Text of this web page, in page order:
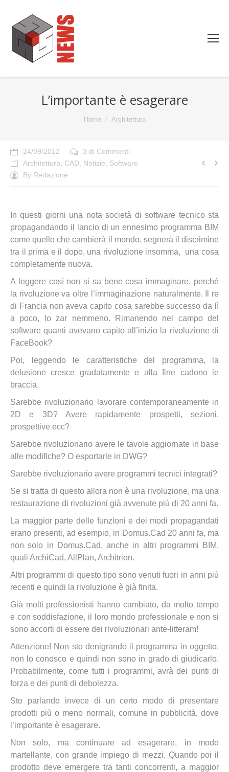
L’importante è esagerare
Home Architettura
24/09/2012
3 di Commenti
Architettura
CAD Notizie
Software
By Redazione
In questi giorni una nota società di software tecnico sta
propagandando il lancio di un ennesimo programma BIM
come quello che cambierà il mondo, segnerà il discrimine
tra il prima e il dopo, una rivoluzione insomma, una cosa
completamente nuova.
A leggere così non si sa bene cosa immaginare, perché
la rivoluzione va oltre l’immaginazione naturalmente. Il re
di Francia non aveva capito cosa sarebbe successo da lì
a poco, lo zar nemmeno. Rimanendo nel campo del
software quanti avevano capito all’inizio la rivoluzione di
FaceBook?
Poi, leggendo le caratteristiche del programma, la
delusione cresce gradatamente e alla fine cadono le
braccia.
Sarebbe rivoluzionario lavorare contemporaneamente in
2D e 3D? Avere rapidamente prospetti, sezioni,
prospettive ecc?
Sarebbe rivoluzionario avere le tavole aggiornate in base
alle modifiche? O esportarle in DWG?
Sarebbe rivoluzionario avere programmi tecnici integrati?
Se si tratta di questo allora non è una rivoluzione, ma una
restaurazione di rivoluzioni già avvenute più di 20 anni fa.
La maggior parte delle funzioni e dei modi propagandati
erano presenti, ad esempio, in Domus.Cad 20 anni fa, ma
non solo in Domus.Cad, anche in altri programmi BIM,
quali ArchiCad, AllPlan, Architrion.
Altri programmi di questo tipo sono venuti fuori in anni più
recenti e quindi la rivoluzione è già finita.
Già molti professionisti hanno cambiato, da molto tempo
e con soddisfazione, il loro mondo professionale e non si
sono accorti di essere dei rivoluzionari ante-litteram!
Attenzione! Non sto denigrando il programma in oggetto,
non lo conosco e quindi non sono in grado di giudicarlo.
Probabilmente, come tutti i programmi, avrà dei punti di
forza e dei punti di debolezza.
Sto parlando invece di un certo modo di presentare
prodotti più o meno normali, comune in pubblicità, dove
l’importante è esagerare.
Non solo, ma continuare ad esagerare, in modo
martellante, con grande impiego di mezzi. Quando poi il
prodotto deve emergere tra tanti concorrenti, a maggior